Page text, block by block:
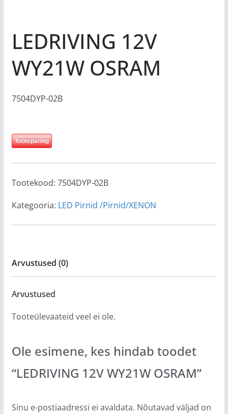
LEDRIVING 12V
WY21W OSRAM
7504DYP-02B
Tootepäring
Tootekood: 7504DYP-02B
Kategooria: LED Pirnid /Pirnid/XENON
Arvustused (0)
Arvustused
Tooteülevaateid veel ei ole.
Ole esimene, kes hindab toodet
“LEDRIVING 12V WY21W OSRAM”
Sinu e-postiaadressi ei avaldata. Nõutavad väljad on